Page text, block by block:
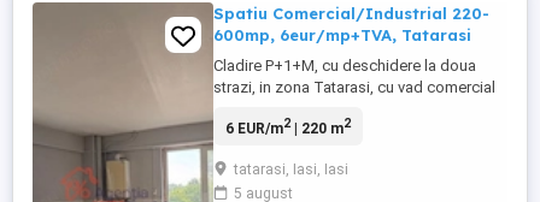
Spatiu Comercial/Industrial 220-
600mp, 6eur/mp+TVA, Tatarasi
Cladire P+1+M, cu deschidere la doua
strazi, in zona Tatarasi, cu vad comercial
poate inchiria pe nivele: Parter 220mp: -
openspace, cu inaltime de 2.7 -3.0 m; -
suprafata utila este de 220mp; -2grupuri
6 EUR/m2| 220 m2
tatarasi, Iasi, Iasi
5 august